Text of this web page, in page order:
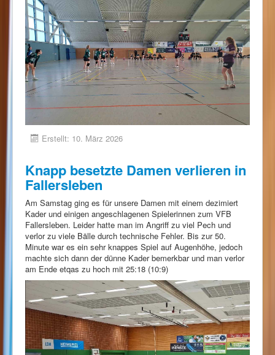
Erstellt: 10. März 2026
Knapp besetzte Damen verlieren in
Fallersleben
Am Samstag ging es für unsere Damen mit einem dezimiert
Kader und einigen angeschlagenen Spielerinnen zum VFB
Fallersleben. Leider hatte man im Angriff zu viel Pech und
verlor zu viele Bälle durch technische Fehler. Bis zur 50.
Minute war es ein sehr knappes Spiel auf Augenhöhe, jedoch
machte sich dann der dünne Kader bemerkbar und man verlor
am Ende etqas zu hoch mit 25:18 (10:9)